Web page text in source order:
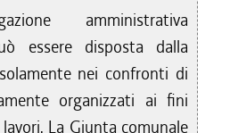
amministrativa
essere disposta dalla
nei confronti di
organizzati ai fini
La Giunta comunale